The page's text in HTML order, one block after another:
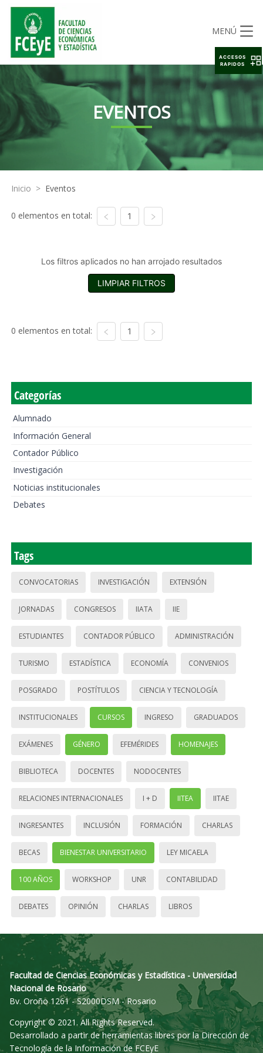
MENÚ
EVENTOS
Inicio > Eventos
0 elementos en total: 1
Los filtros aplicados no han arrojado resultados
LIMPIAR FILTROS
0 elementos en total: 1
Categorías
Alumnado
Información General
Contador Público
Investigación
Noticias institucionales
Debates
Tags
CONVOCATORIAS INVESTIGACIÓN EXTENSIÓN
JORNADAS CONGRESOS IIATA IIE
ESTUDIANTES CONTADOR PÚBLICO ADMINISTRACIÓN
TURISMO ESTADÍSTICA ECONOMÍA CONVENIOS
POSGRADO POSTÍTULOS CIENCIA Y TECNOLOGÍA
INSTITUCIONALES CURSOS INGRESO GRADUADOS
EXÁMENES GÉNERO EFEMÉRIDES HOMENAJES
BIBLIOTECA DOCENTES NODOCENTES
RELACIONES INTERNACIONALES I + D IITEA IITAE
INGRESANTES INCLUSIÓN FORMACIÓN CHARLAS
BECAS BIENESTAR UNIVERSITARIO LEY MICAELA
100 AÑOS WORKSHOP UNR CONTABILIDAD
DEBATES OPINIÓN CHARLAS LIBROS
Facultad de Ciencias Económicas y Estadística - Universidad
Nacional de Rosario
Bv. Oroño 1261 - S2000DSM - Rosario
Copyright © 2021. All Rights Reserved.
Desarrollado a partir de herramientas libres por la Dirección de
Tecnología de la Información de FCEyE
ACCESOS
RAPIDOS